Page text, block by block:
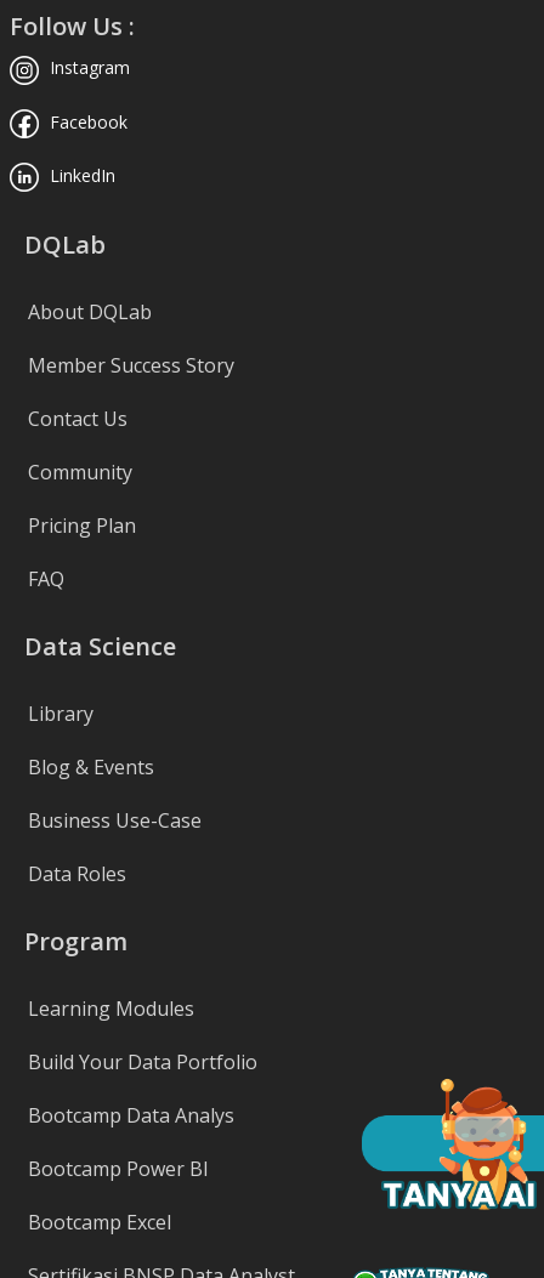
Follow Us :
Instagram
Facebook
LinkedIn
DQLab
About DQLab
Member Success Story
Contact Us
Community
Pricing Plan
FAQ
Data Science
Library
Blog & Events
Business Use-Case
Data Roles
Program
Learning Modules
Build Your Data Portfolio
Bootcamp Data Analys
Bootcamp Power BI
Bootcamp Excel